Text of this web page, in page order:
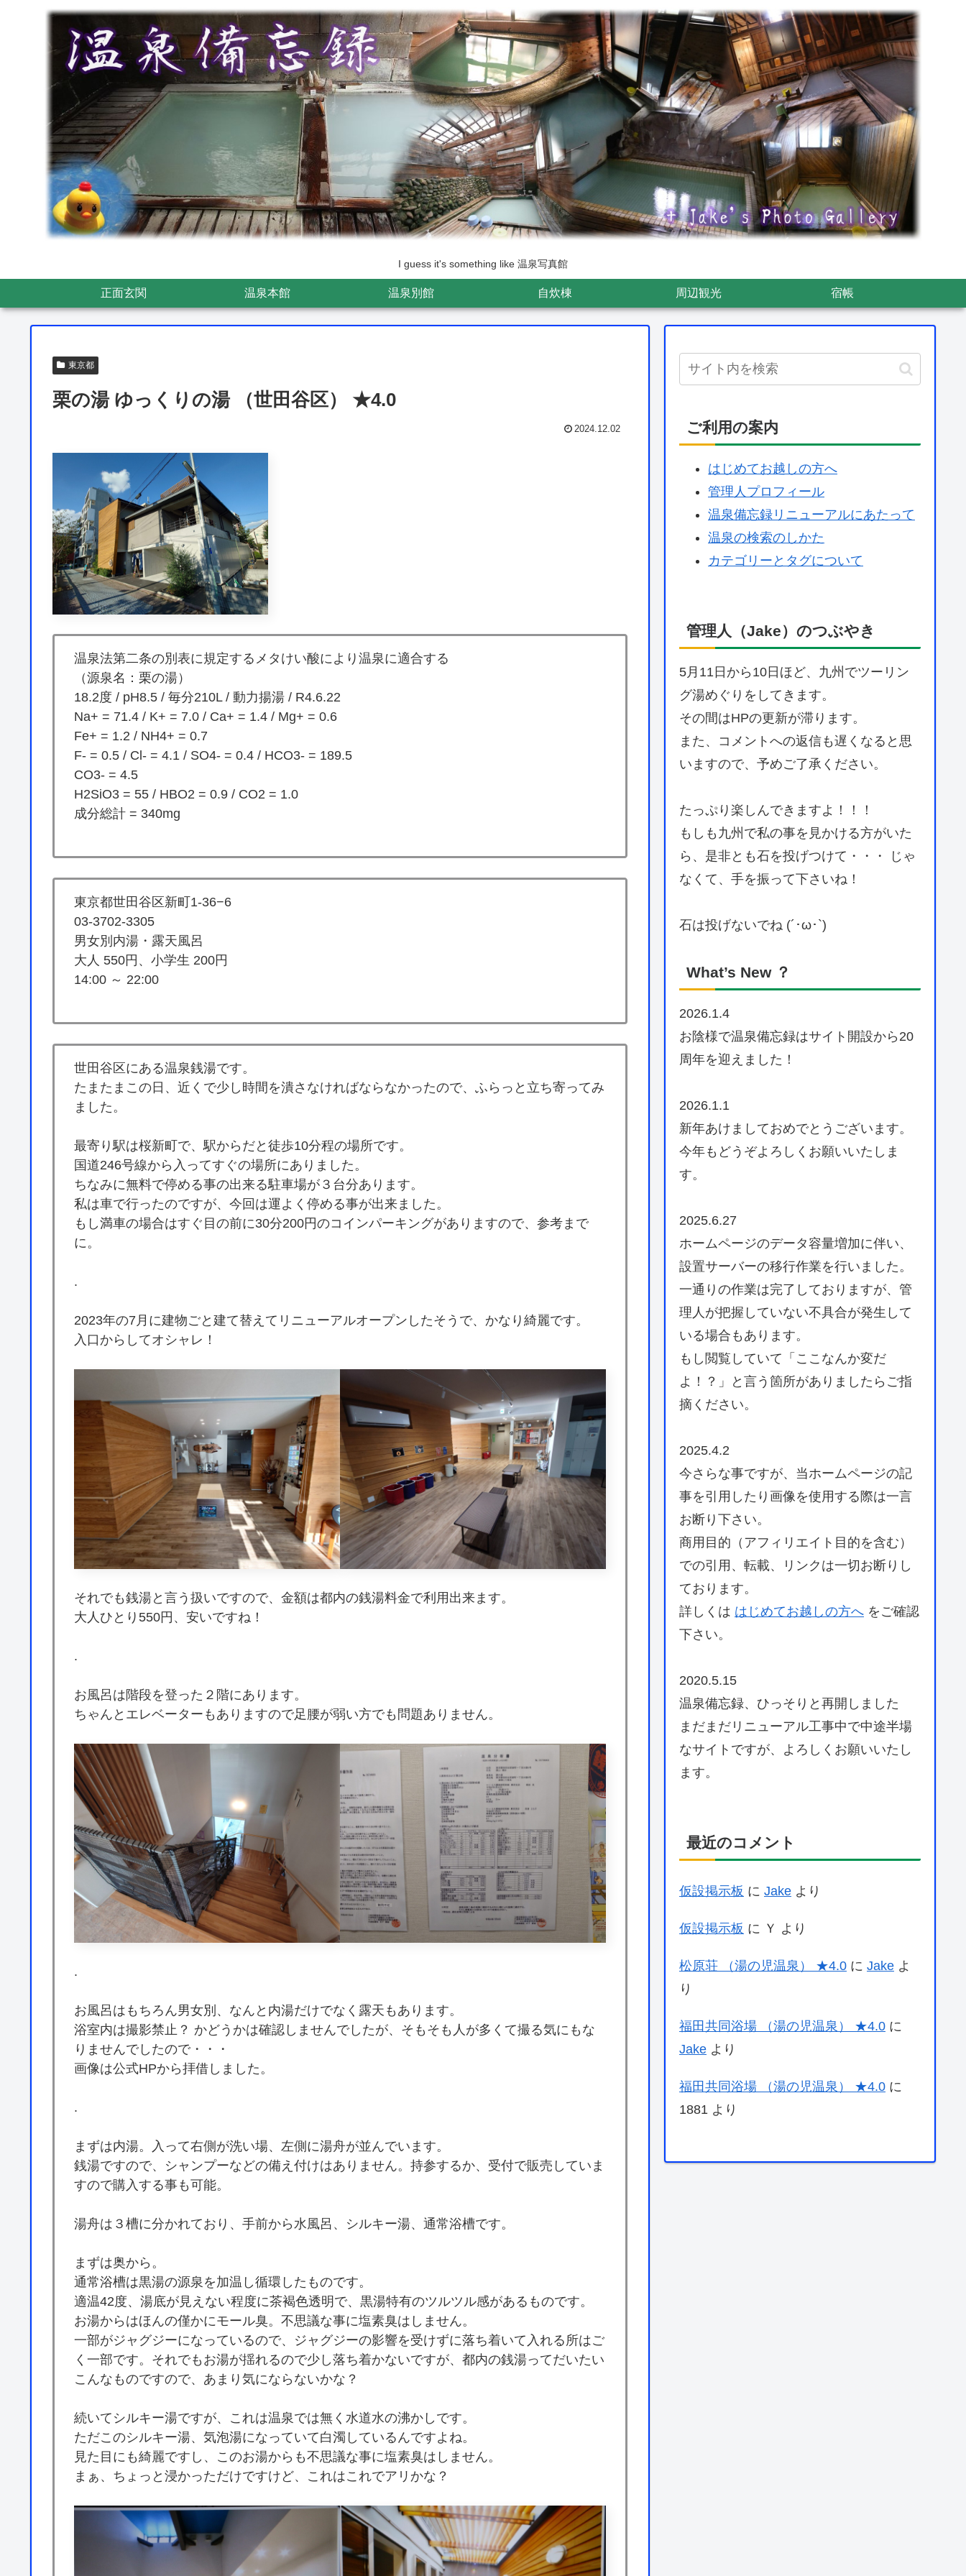
I guess it's something like 温泉写真館
正面玄関 温泉本館 温泉別館 自炊棟 周辺観光 宿帳
東京都
栗の湯 ゆっくりの湯 （世田谷区） ★4.0
2024.12.02
温泉法第二条の別表に規定するメタけい酸により温泉に適合する
（源泉名：栗の湯）
18.2度 / pH8.5 / 毎分210L / 動力揚湯 / R4.6.22
Na+ = 71.4 / K+ = 7.0 / Ca+ = 1.4 / Mg+ = 0.6
Fe+ = 1.2 / NH4+ = 0.7
F- = 0.5 / Cl- = 4.1 / SO4- = 0.4 / HCO3- = 189.5
CO3- = 4.5
H2SiO3 = 55 / HBO2 = 0.9 / CO2 = 1.0
成分総計 = 340mg
東京都世田谷区新町1-36−6
03-3702-3305
男女別内湯・露天風呂
大人 550円、小学生 200円
14:00 ～ 22:00
世田谷区にある温泉銭湯です。
たまたまこの日、近くで少し時間を潰さなければならなかったので、ふらっと立ち寄ってみ
ました。
最寄り駅は桜新町で、駅からだと徒歩10分程の場所です。
国道246号線から入ってすぐの場所にありました。
ちなみに無料で停める事の出来る駐車場が３台分あります。
私は車で行ったのですが、今回は運よく停める事が出来ました。
もし満車の場合はすぐ目の前に30分200円のコインパーキングがありますので、参考まで
に。
.
2023年の7月に建物ごと建て替えてリニューアルオープンしたそうで、かなり綺麗です。
入口からしてオシャレ！
それでも銭湯と言う扱いですので、金額は都内の銭湯料金で利用出来ます。
大人ひとり550円、安いですね！
.
お風呂は階段を登った２階にあります。
ちゃんとエレベーターもありますので足腰が弱い方でも問題ありません。
.
お風呂はもちろん男女別、なんと内湯だけでなく露天もあります。
浴室内は撮影禁止？ かどうかは確認しませんでしたが、そもそも人が多くて撮る気にもな
りませんでしたので・・・
画像は公式HPから拝借しました。
.
まずは内湯。入って右側が洗い場、左側に湯舟が並んでいます。
銭湯ですので、シャンプーなどの備え付けはありません。持参するか、受付で販売していま
すので購入する事も可能。
湯舟は３槽に分かれており、手前から水風呂、シルキー湯、通常浴槽です。
まずは奥から。
通常浴槽は黒湯の源泉を加温し循環したものです。
適温42度、湯底が見えない程度に茶褐色透明で、黒湯特有のツルツル感があるものです。
お湯からはほんの僅かにモール臭。不思議な事に塩素臭はしません。
一部がジャグジーになっているので、ジャグジーの影響を受けずに落ち着いて入れる所はご
く一部です。それでもお湯が揺れるので少し落ち着かないですが、都内の銭湯ってだいたい
こんなものですので、あまり気にならないかな？
続いてシルキー湯ですが、これは温泉では無く水道水の沸かしです。
ただこのシルキー湯、気泡湯になっていて白濁しているんですよね。
見た目にも綺麗ですし、このお湯からも不思議な事に塩素臭はしません。
まぁ、ちょっと浸かっただけですけど、これはこれでアリかな？
ご利用の案内
はじめてお越しの方へ
管理人プロフィール
温泉備忘録リニューアルにあたって
温泉の検索のしかた
カテゴリーとタグについて
管理人（Jake）のつぶやき
5月11日から10日ほど、九州でツーリン
グ湯めぐりをしてきます。
その間はHPの更新が滞ります。
また、コメントへの返信も遅くなると思
いますので、予めご了承ください。
たっぷり楽しんできますよ！！！
もしも九州で私の事を見かける方がいた
ら、是非とも石を投げつけて・・・ じゃ
なくて、手を振って下さいね！
石は投げないでね (´･ω･`)
What’s New ？
2026.1.4
お陰様で温泉備忘録はサイト開設から20
周年を迎えました！
2026.1.1
新年あけましておめでとうございます。
今年もどうぞよろしくお願いいたしま
す。
2025.6.27
ホームページのデータ容量増加に伴い、
設置サーバーの移行作業を行いました。
一通りの作業は完了しておりますが、管
理人が把握していない不具合が発生して
いる場合もあります。
もし閲覧していて「ここなんか変だ
よ！？」と言う箇所がありましたらご指
摘ください。
2025.4.2
今さらな事ですが、当ホームページの記
事を引用したり画像を使用する際は一言
お断り下さい。
商用目的（アフィリエイト目的を含む）
での引用、転載、リンクは一切お断りし
ております。
詳しくは はじめてお越しの方へ をご確認
下さい。
2020.5.15
温泉備忘録、ひっそりと再開しました
まだまだリニューアル工事中で中途半場
なサイトですが、よろしくお願いいたし
ます。
最近のコメント
仮設掲示板 に Jake より
仮設掲示板 に Ｙ より
松原荘 （湯の児温泉） ★4.0 に Jake よ
り
福田共同浴場 （湯の児温泉） ★4.0 に
Jake より
福田共同浴場 （湯の児温泉） ★4.0 に
1881 より